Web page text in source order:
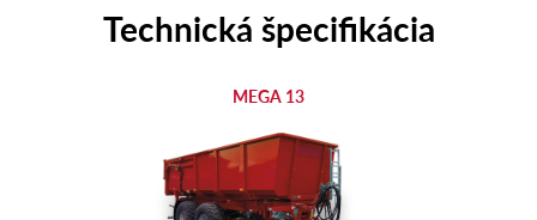
Technická špecifikácia
MEGA 13